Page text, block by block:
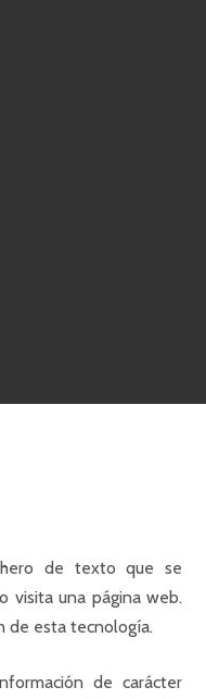
de texto que se
visita una página web.
de esta tecnología.
de carácter